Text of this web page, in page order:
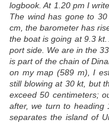
logbook. At 1.20 pm I
The wind has gone to
cm, the barometer has
the boat is going at 9.3
port side. We are in the
is part of the chain of
on my map (589 m), I
still blowing at 30 kt, but
exceed 50 centimeters;
after, we turn to heading
separates the island of